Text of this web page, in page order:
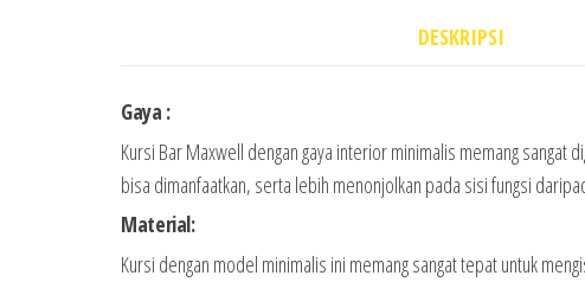
DESKRIPSI
Gaya :
Kursi Bar Maxwell dengan gaya interior minimalis memang sangat
bisa dimanfaatkan, serta lebih menonjolkan pada sisi fungsi
Material:
Kursi dengan model minimalis ini memang sangat tepat untuk